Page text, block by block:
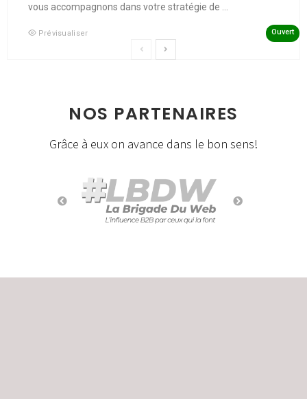
vous accompagnons dans votre stratégie de ...
Prévisualiser Ouvert
NOS PARTENAIRES
Grâce à eux on avance dans le bon sens!